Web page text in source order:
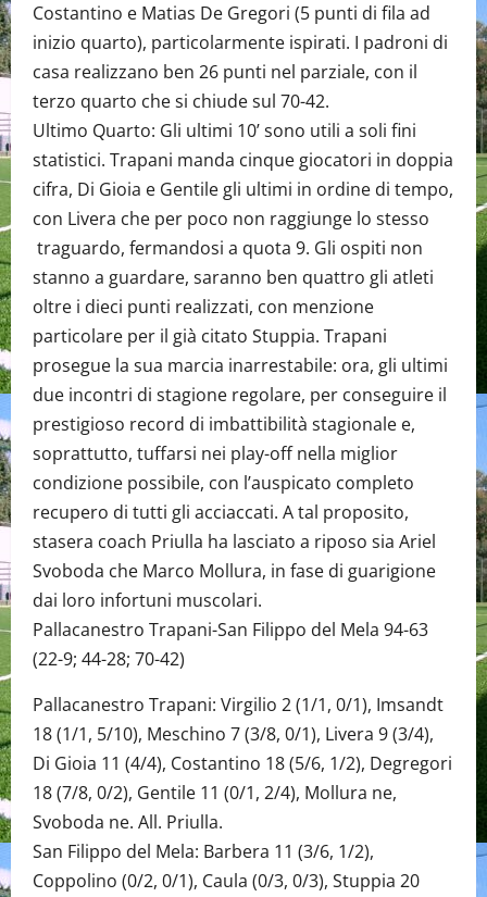
Costantino e Matias De Gregori (5 punti di fila ad
inizio quarto), particolarmente ispirati. I padroni di
casa realizzano ben 26 punti nel parziale, con il
terzo quarto che si chiude sul 70-42.
Ultimo Quarto: Gli ultimi 10’ sono utili a soli fini
statistici. Trapani manda cinque giocatori in doppia
cifra, Di Gioia e Gentile gli ultimi in ordine di tempo,
con Livera che per poco non raggiunge lo stesso
traguardo, fermandosi a quota 9. Gli ospiti non
stanno a guardare, saranno ben quattro gli atleti
oltre i dieci punti realizzati, con menzione
particolare per il già citato Stuppia. Trapani
prosegue la sua marcia inarrestabile: ora, gli ultimi
due incontri di stagione regolare, per conseguire il
prestigioso record di imbattibilità stagionale e,
soprattutto, tuffarsi nei play-off nella miglior
condizione possibile, con l’auspicato completo
recupero di tutti gli acciaccati. A tal proposito,
stasera coach Priulla ha lasciato a riposo sia Ariel
Svoboda che Marco Mollura, in fase di guarigione
dai loro infortuni muscolari.
Pallacanestro Trapani-San Filippo del Mela 94-63
(22-9; 44-28; 70-42)
Pallacanestro Trapani: Virgilio 2 (1/1, 0/1), Imsandt
18 (1/1, 5/10), Meschino 7 (3/8, 0/1), Livera 9 (3/4),
Di Gioia 11 (4/4), Costantino 18 (5/6, 1/2), Degregori
18 (7/8, 0/2), Gentile 11 (0/1, 2/4), Mollura ne,
Svoboda ne. All. Priulla.
San Filippo del Mela: Barbera 11 (3/6, 1/2),
Coppolino (0/2, 0/1), Caula (0/3, 0/3), Stuppia 20